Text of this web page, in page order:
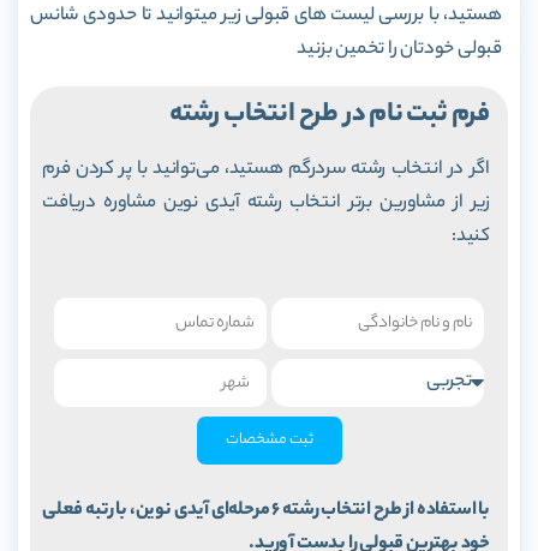
هستید، با بررسی لیست های قبولی زیر میتوانید تا حدودی شانس
قبولی خودتان را تخمین بزنید
فرم ثبت نام در طرح انتخاب رشته
اگر در انتخاب رشته سردرگم هستید، می‌توانید با پر کردن فرم
زیر از مشاورین برتر انتخاب رشته آیدی نوین مشاوره دریافت
کنید:
ثبت مشخصات
با استفاده از طرح انتخاب رشته 6 مرحله‌ای آیدی نوین، با رتبه فعلی
خود بهترین قبولی را بدست آورید.